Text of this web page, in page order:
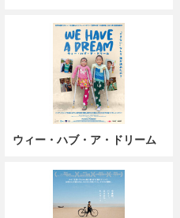
ウィー・ハブ・ア・ドリーム